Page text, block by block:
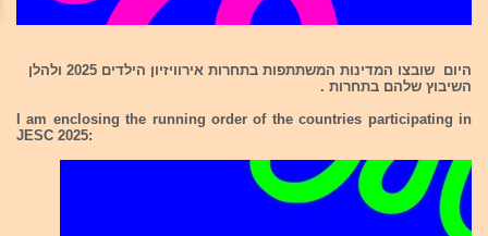
היום שובצו המדינות המשתתפות בתחרות אירוויזיון הילדים 2025 ולהלן
השיבוץ שלהם בתחרות .
I am enclosing the running order of the countries participating in
JESC 2025: